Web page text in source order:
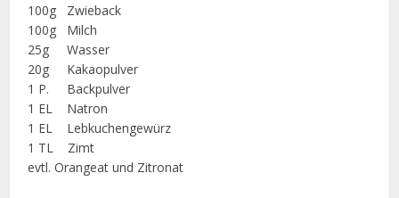
100g Zwieback
100g Milch
25g Wasser
20g Kakaopulver
1 P. Backpulver
1 EL Natron
1 EL Lebkuchengewürz
1 TL Zimt
evtl. Orangeat und Zitronat